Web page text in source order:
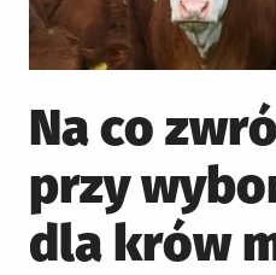
Na co
przy
dla krów